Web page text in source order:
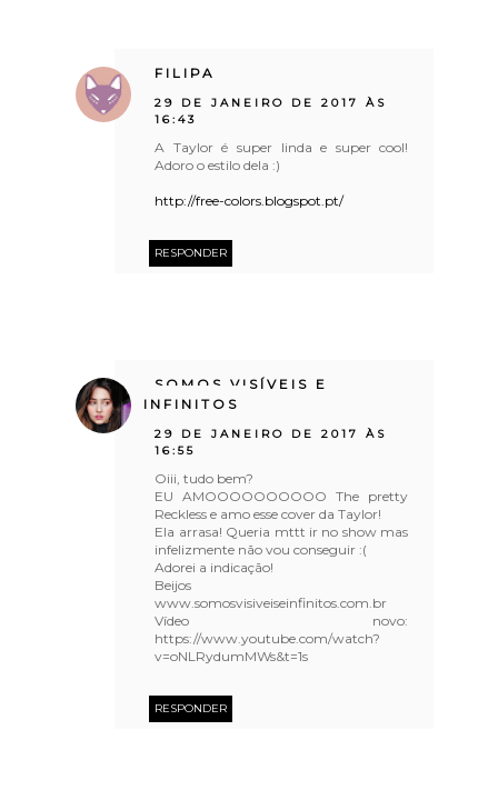
FILIPA
29 DE JANEIRO DE 2017 ÀS
16:43
A Taylor é super linda e super cool!
Adoro o estilo dela :)
http://free-colors.blogspot.pt/
RESPONDER
SOMOS VISÍVEIS E
INFINITOS
29 DE JANEIRO DE 2017 ÀS
16:55
Oiii, tudo bem?
EU AMOOOOOOOOOO The pretty
Reckless e amo esse cover da Taylor!
Ela arrasa! Queria mttt ir no show mas
infelizmente não vou conseguir :(
Adorei a indicação!
Beijos
www.somosvisiveiseinfinitos.com.br
Vídeo novo:
https://www.youtube.com/watch?
v=oNLRydumMWs&t=1s
RESPONDER